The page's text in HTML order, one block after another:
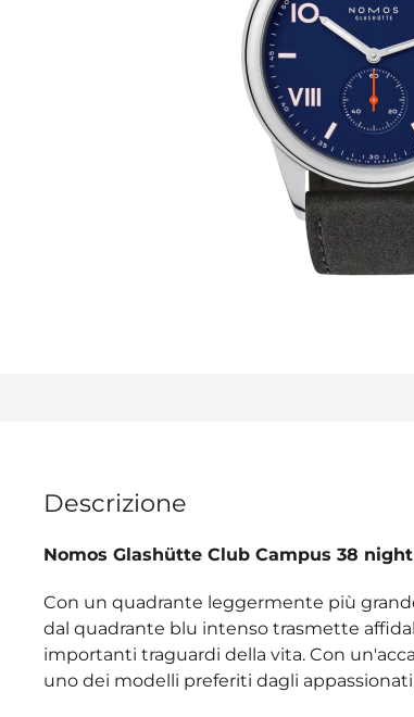
Descrizione
Nomos Glashütte Club Campus 38
Con un quadrante leggermente più
dal quadrante blu intenso trasmette
importanti traguardi della vita. Con
uno dei modelli preferiti dagli